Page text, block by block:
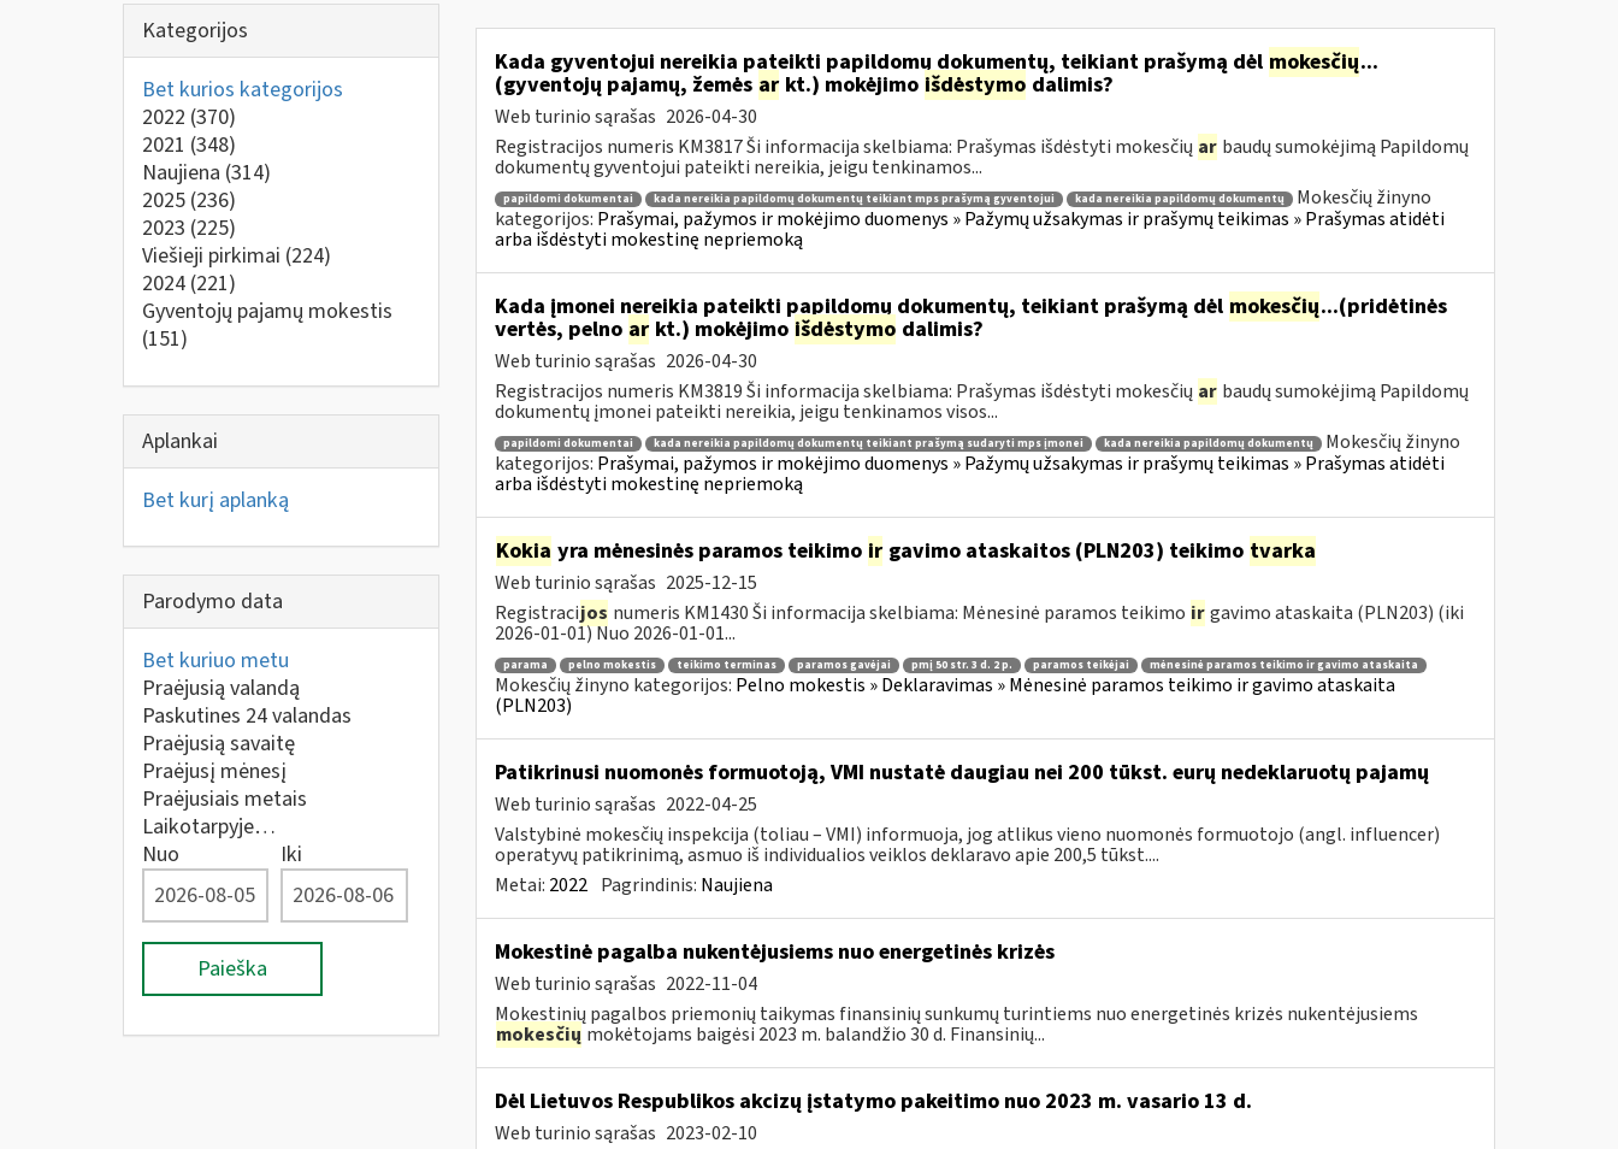
Kategorijos
Bet kurios kategorijos
2022 (370)
2021 (348)
Naujiena (314)
2025 (236)
2023 (225)
Viešieji pirkimai (224)
2024 (221)
Gyventojų pajamų mokestis
(151)
Aplankai
Bet kurį aplanką
Parodymo data
Bet kuriuo metu
Praėjusią valandą
Paskutines 24 valandas
Praėjusią savaitę
Praėjusį mėnesį
Praėjusiais metais
Laikotarpyje…
Nuo
Iki
Paieška
Kada gyventojui nereikia pateikti papildomų dokumentų, teikiant prašymą dėl mokesčių...
(gyventojų pajamų, žemės arkt.) mokėjimo išdėstymo dalimis?
Web turinio sąrašas 2026-04-30
Registracijos numeris KM3817 Ši informacija skelbiama: Prašymas išdėstyti mokesčių ar baudų sumokėjimą Papildomų
dokumentų gyventojui pateikti nereikia, jeigu tenkinamos...
papildomi dokumentai kada nereikia papildomų dokumentų teikiant mps prašymą gyventojui kada nereikia papildomų dokumentų
Mokesčių žinyno
kategorijos: Prašymai, pažymos ir mokėjimo duomenys » Pažymų užsakymas ir prašymų teikimas » Prašymas atidėti
arba išdėstyti mokestinę nepriemoką
Kada įmonei nereikia pateikti papildomų dokumentų, teikiant prašymą dėl mokesčių...(pridėtinės
vertės, pelno arkt.) mokėjimo išdėstymo dalimis?
Web turinio sąrašas 2026-04-30
Registracijos numeris KM3819 Ši informacija skelbiama: Prašymas išdėstyti mokesčių ar baudų sumokėjimą Papildomų
dokumentų įmonei pateikti nereikia, jeigu tenkinamos visos...
papildomi dokumentai kada nereikia papildomų dokumentų teikiant prašymą sudaryti mps įmonei kada nereikia papildomų dokumentų
Mokesčių žinyno
kategorijos: Prašymai, pažymos ir mokėjimo duomenys » Pažymų užsakymas ir prašymų teikimas » Prašymas atidėti
arba išdėstyti mokestinę nepriemoką
Kokia yra mėnesinės paramos teikimo irgavimo ataskaitos (PLN203) teikimo tvarka
Web turinio sąrašas 2025-12-15
Registracijos numeris KM1430 Ši informacija skelbiama: Mėnesinė paramos teikimo ir gavimo ataskaita (PLN203) (iki
2026-01-01) Nuo 2026-01-01...
parama pelno mokestis teikimo terminas paramos gavėjai pmį 50 str. 3 d. 2 p. paramos teikėjai mėnesinė paramos teikimo ir gavimo ataskaita
Mokesčių žinyno kategorijos: Pelno mokestis » Deklaravimas » Mėnesinė paramos teikimo ir gavimo ataskaita
(PLN203)
Patikrinusi nuomonės formuotoją, VMI nustatė daugiau nei 200 tūkst. eurų nedeklaruotų pajamų
Web turinio sąrašas 2022-04-25
Valstybinė mokesčių inspekcija (toliau – VMI) informuoja, jog atlikus vieno nuomonės formuotojo (angl. influencer)
operatyvų patikrinimą, asmuo iš individualios veiklos deklaravo apie 200,5 tūkst....
Metai: 2022 Pagrindinis: Naujiena
Mokestinė pagalba nukentėjusiems nuo energetinės krizės
Web turinio sąrašas 2022-11-04
Mokestinių pagalbos priemonių taikymas finansinių sunkumų turintiems nuo energetinės krizės nukentėjusiems
mokesčių mokėtojams baigėsi 2023 m. balandžio 30 d. Finansinių...
Dėl Lietuvos Respublikos akcizų įstatymo pakeitimo nuo 2023 m. vasario 13 d.
Web turinio sąrašas 2023-02-10